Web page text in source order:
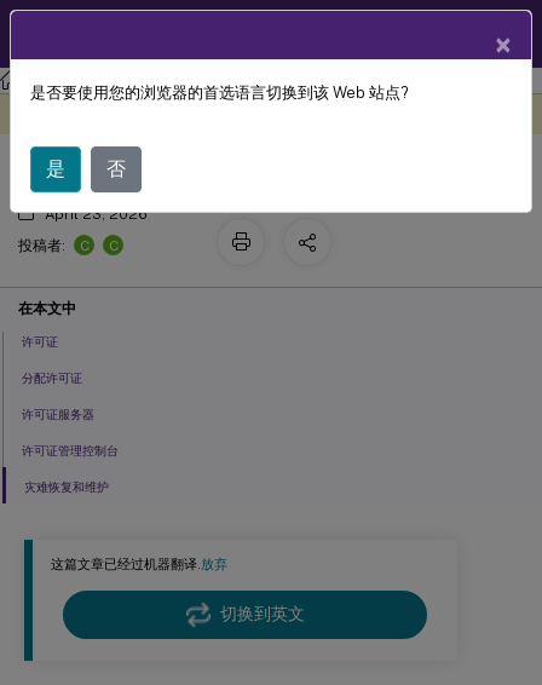
许可 许可 11.17.2 build 49000
这篇文章已经过机器翻译.放弃
切换到英文
许可常见问题解答
April 23, 2026
投稿者:
C C
在本文中
许可证
分配许可证
许可证服务器
许可证管理控制台
灾难恢复和维护
×
是否要使用您的浏览器的首选语言切换到该 Web 站点?
是 否